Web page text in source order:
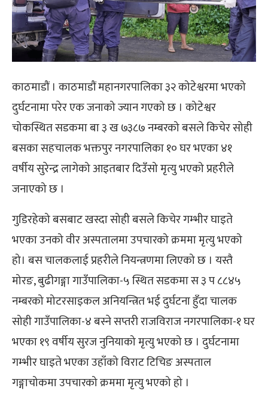
काठमाडौं । काठमाडौं महानगरपालिका ३२ कोटेश्वरमा भएको
दुर्घटनामा परेर एक जनाको ज्यान गएको छ । कोटेश्वर
चोकस्थित सडकमा बा ३ ख ७३८७ नम्बरको बसले किचेर सोही
बसका सहचालक भक्तपुर नगरपालिका १० घर भएका ४१
वर्षीय सुरेन्द्र लागेको आइतबार दिउँसो मृत्यु भएको प्रहरीले
जनाएको छ ।
गुडिरहेको बसबाट खस्दा सोही बसले किचेर गम्भीर घाइते
भएका उनको वीर अस्पतालमा उपचारको क्रममा मृत्यु भएको
हो। बस चालकलाई प्रहरीले नियन्त्रणमा लिएको छ । यस्तै
मोरङ, बुढीगङ्गा गाउँपालिका-५ स्थित सडकमा स ३ प ८८४५
नम्बरको मोटरसाइकल अनियन्त्रित भई दुर्घटना हुँदा चालक
सोही गाउँपालिका-४ बस्ने सप्तरी राजविराज नगरपालिका-१ घर
भएका १९ वर्षीय सुरज नुनियाको मृत्यु भएको छ । दुर्घटनामा
गम्भीर घाइते भएका उहाँको विराट टिचिङ अस्पताल
गङ्गाचोकमा उपचारको क्रममा मृत्यु भएको हो ।